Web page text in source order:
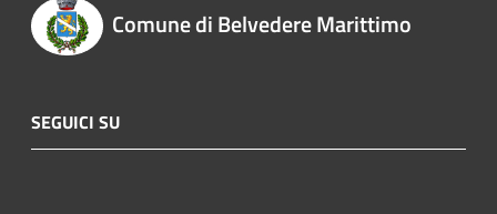
Comune di Belvedere Marittimo
SEGUICI SU